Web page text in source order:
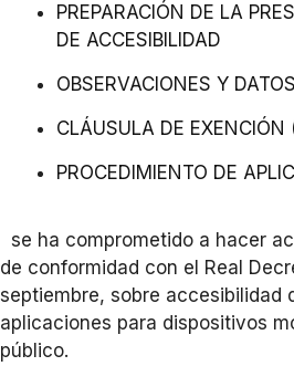
PREPARACIÓN DE LA
DE ACCESIBILIDAD
OBSERVACIONES Y
CLÁUSULA DE EXENCIÓN
PROCEDIMIENTO DE
se ha comprometido a hacer
de conformidad con el Real
septiembre, sobre accesibilidad
aplicaciones para dispositivos
público.